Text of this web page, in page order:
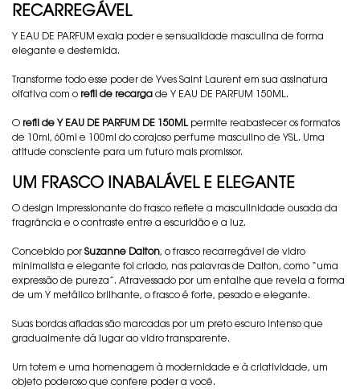
RECARREGÁVEL
Y EAU DE PARFUM exala poder e sensualidade masculina de forma
elegante e destemida.
Transforme todo esse poder de Yves Saint Laurent em sua assinatura
olfativa com o refil de recarga de Y EAU DE PARFUM 150ML.
O refil de Y EAU DE PARFUM DE 150MLpermite reabastecer os formatos
de 10ml, 60ml e 100ml do corajoso perfume masculino de YSL. Uma
atitude consciente para um futuro mais promissor.
UM FRASCO INABALÁVEL E ELEGANTE
O design impressionante do frasco reflete a masculinidade ousada da
fragrância e o contraste entre a escuridão e a luz.
Concebido por Suzanne Dalton, o frasco recarregável de vidro
minimalista e elegante foi criado, nas palavras de Dalton, como “uma
expressão de pureza”. Atravessado por um entalhe que revela a forma
de um Y metálico brilhante, o frasco é forte, pesado e elegante.
Suas bordas afiadas são marcadas por um preto escuro intenso que
gradualmente dá lugar ao vidro transparente.
Um totem e uma homenagem à modernidade e à criatividade, um
objeto poderoso que confere poder a você.